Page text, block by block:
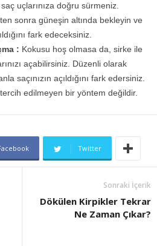
uçlarınıza doğru sürmeniz.
sonra güneşin altında bekleyin ve
fark edeceksiniz.
: Kokusu hoş olmasa da, sirke ile
açabilirsiniz. Düzenli olarak
saçınızın açıldığını fark edersiniz.
edilmeyen bir yöntem değildir.
Twitter
Sonraki İçerik
Dökülen Kirpikler Tekrar
Ne Zaman Çıkar?